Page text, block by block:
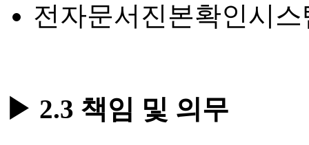
전자문서진본확인시
▶ 2.3 책임 및 의무